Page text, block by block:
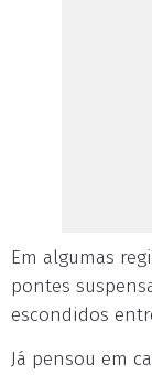
Em algumas
pontes
escondidos
Já pensou em